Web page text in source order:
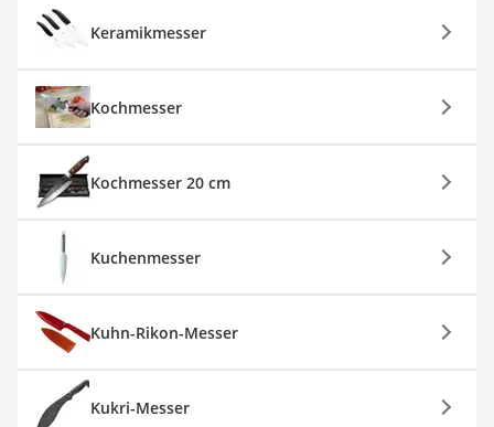
Keramikmesser
Kochmesser
Kochmesser 20 cm
Kuchenmesser
Kuhn-Rikon-Messer
Kukri-Messer